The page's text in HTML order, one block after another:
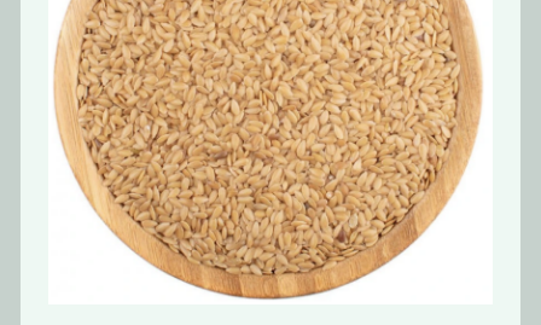
Lněné semínko
Slunečnicové
semínko BIO
85